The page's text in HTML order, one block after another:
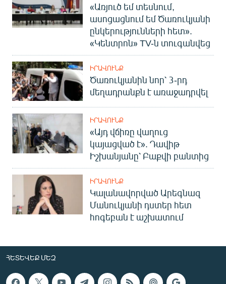
«Առյուծ եմ տեսնում,
ասոցացնում եմ Ծառուկյանի
ընկերությունների հետ».
«Կենտրոն» TV-ն տուգանվեց
ԻՐԱՎՈՒՆՔ
Ծառուկյանին նոր՝ 3-րդ
մեղադրանքն է առաջադրվել
ԻՐԱՎՈՒՆՔ
«Այդ վճիռը վաղուց
կայացված է». Դավիթ
Իշխանյանը՝ Բաքվի բանտից
ԻՐԱՎՈՒՆՔ
Կալանավորված Արեգնազ
Մանուկյանի դստեր հետ
հոգեբան է աշխատում
ՀԵՏԵՎԵՔ ՄԵԶ